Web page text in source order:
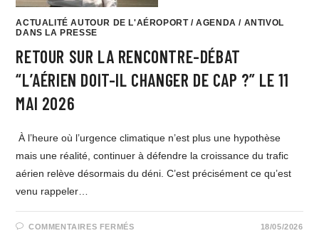
ACTUALITÉ AUTOUR DE L'AÉROPORT/AGENDA / ANTIVOL
DANS LA PRESSE
RETOUR SUR LA RENCONTRE-DÉBAT
“L’AÉRIEN DOIT-IL CHANGER DE CAP ?” LE 11
MAI 2026
À l’heure où l’urgence climatique n’est plus une hypothèse
mais une réalité, continuer à défendre la croissance du trafic
aérien relève désormais du déni. C’est précisément ce qu’est
venu rappeler…
COMMENTAIRES FERMÉS 18/05/2026